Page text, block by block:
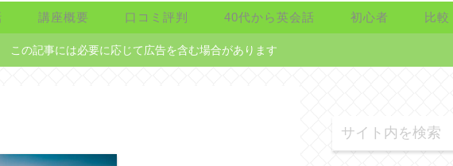
講座概要 口コミ評判 40代から英会話 初心者 比較
この記事には必要に応じて広告を含む場合があります